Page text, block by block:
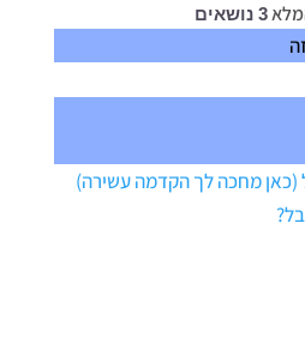
3 נושאים
(כאן מחכה לך הקדמה עשירה)